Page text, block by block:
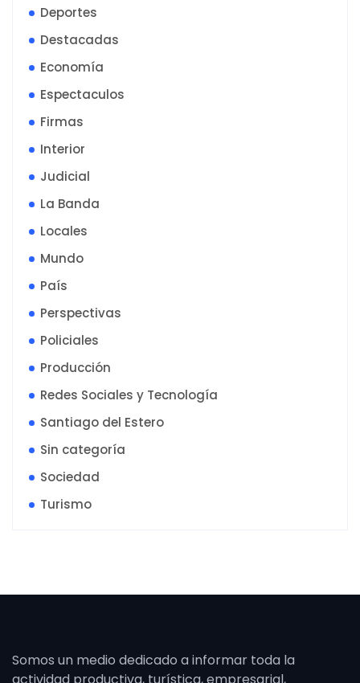
Deportes
Destacadas
Economía
Espectaculos
Firmas
Interior
Judicial
La Banda
Locales
Mundo
País
Perspectivas
Policiales
Producción
Redes Sociales y Tecnología
Santiago del Estero
Sin categoría
Sociedad
Turismo
Somos un medio dedicado a informar toda la